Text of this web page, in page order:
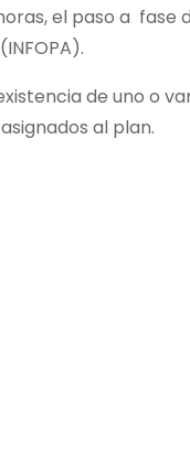
el paso a fase
de uno o
al plan.